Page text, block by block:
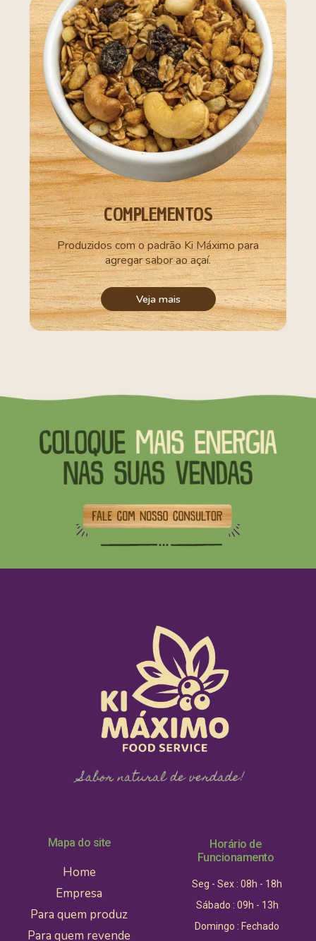
COMPLEMENTOS
Produzidos com o padrão Ki Máximo para
agregar sabor ao açaí.
Veja mais
Mapa do site
Home
Empresa
Para quem produz
Para quem revende
Horário de
Funcionamento
Seg - Sex : 08h - 18h
Sábado : 09h - 13h
Domingo : Fechado